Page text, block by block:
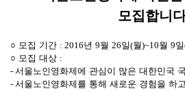
모집합니
○ 모집 기간 : 2016년 9월 26일(월)~10월 9일
○ 모집 대상 :
- 서울노인영화제에 관심이 많은 대한민국
- 서울노인영화제를 통해 새로운 경험을 하